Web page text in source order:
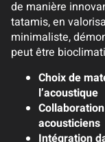
de manière
tatamis, en
minimaliste,
peut être
Choix de
l’acoustique
acousticiens
Intégration